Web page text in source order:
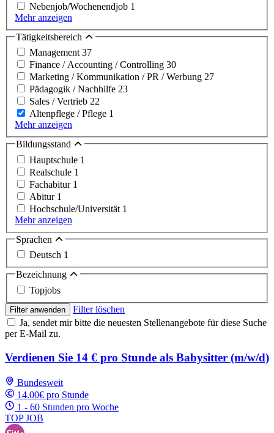
Nebenjob/Wochenendjob 1
Mehr anzeigen
Tätigkeitsbereich
Management 37
Finance / Accounting / Controlling 30
Marketing / Kommunikation / PR / Werbung 27
Pädagogik / Nachhilfe 23
Sales / Vertrieb 22
Altenpflege / Pflege 1
Mehr anzeigen
Bildungsstand
Hauptschule 1
Realschule 1
Fachabitur 1
Abitur 1
Hochschule/Universität 1
Mehr anzeigen
Sprachen
Deutsch 1
Bezeichnung
Topjobs
Filter anwenden
Filter löschen
Ja, sendet mir bitte die neuesten Stellenangebote für diese Suche
per E-Mail zu.
Verdienen Sie 14 € pro Stunde als Babysitter (m/w/d)
Bundesweit
14.00€ pro Stunde
1 - 60 Stunden pro Woche
TOP JOB